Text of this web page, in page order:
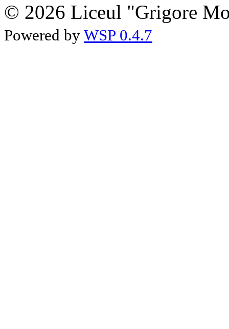
© 2026 Liceul "Grigore
Powered by WSP 0.4.7